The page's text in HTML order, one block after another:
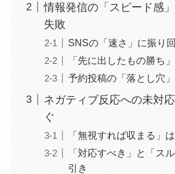
情報発信の「スピード感
失敗
SNSの「速さ」に振り
「先に出したもの勝ち
予約投稿の「落とし穴」
ネガティブ反応への未対
ぐ
「無視すれば収まる」
「対応すべき」と「ス
引き